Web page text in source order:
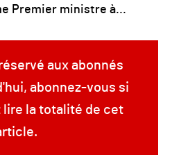
Premier ministre à...
aux abonnés
abonnez-vous si
lire la totalité de cet